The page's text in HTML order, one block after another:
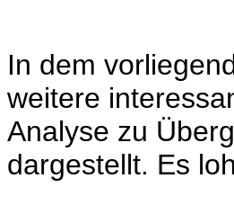
In dem
weitere
Analyse zu
dargestellt. Es